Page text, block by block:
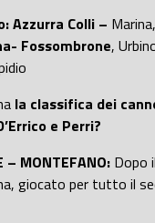
Azzurra Colli – Marina,
Fossombrone,
la classifica dei
e Perri?
– MONTEFANO: Dopo
giocato per tutto il